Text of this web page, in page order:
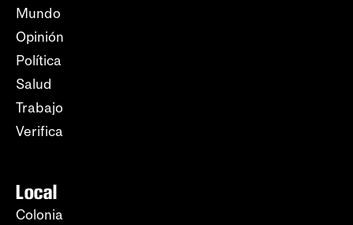
Mundo
Opinión
Política
Salud
Trabajo
Verifica
Local
Colonia